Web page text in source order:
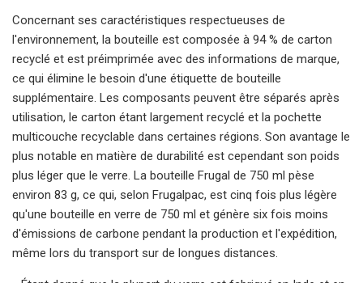
Concernant ses caractéristiques respectueuses de
l'environnement, la bouteille est composée à 94 % de carton
recyclé et est préimprimée avec des informations de marque,
ce qui élimine le besoin d'une étiquette de bouteille
supplémentaire. Les composants peuvent être séparés après
utilisation, le carton étant largement recyclé et la pochette
multicouche recyclable dans certaines régions. Son avantage le
plus notable en matière de durabilité est cependant son poids
plus léger que le verre. La bouteille Frugal de 750 ml pèse
environ 83 g, ce qui, selon Frugalpac, est cinq fois plus légère
qu'une bouteille en verre de 750 ml et génère six fois moins
d'émissions de carbone pendant la production et l'expédition,
même lors du transport sur de longues distances.